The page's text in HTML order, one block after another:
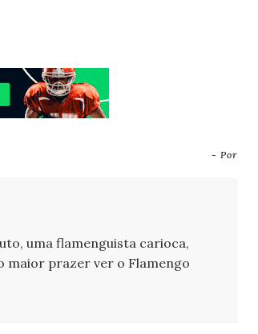
- Por
uma flamenguista carioca,
maior prazer ver o Flamengo